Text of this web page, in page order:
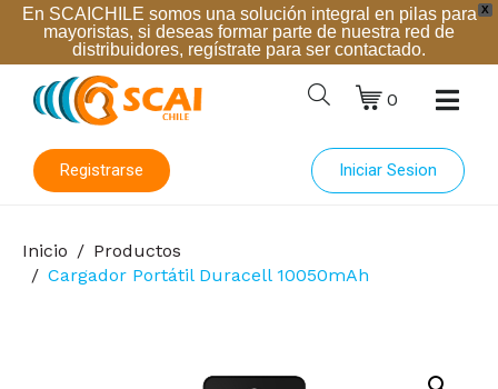
X
En SCAICHILE somos una solución integral en pilas para
mayoristas, si deseas formar parte de nuestra red de
distribuidores, regístrate para ser contactado.
0
Registrarse Iniciar Sesion
Inicio
Productos
Cargador Portátil Duracell 10050mAh